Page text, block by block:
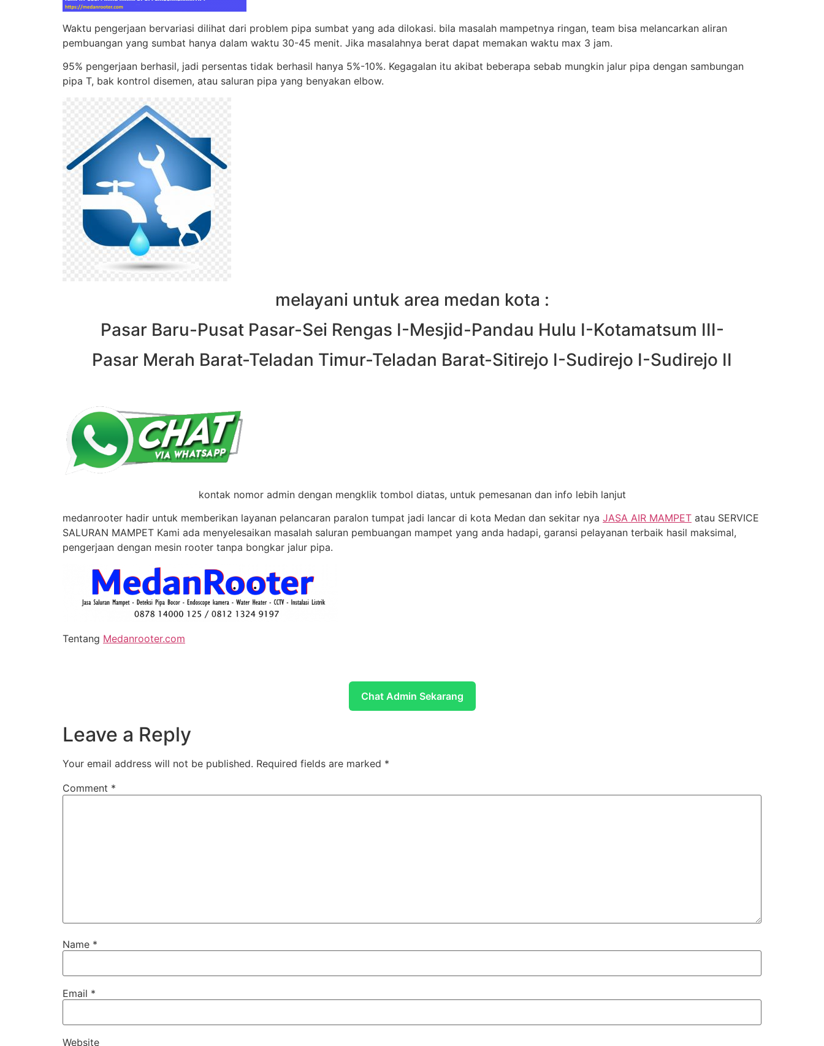
Waktu pengerjaan bervariasi dilihat dari problem pipa sumbat yang ada dilokasi. bila masalah mampetnya ringan, team bisa melancarkan aliran
pembuangan yang sumbat hanya dalam waktu 30-45 menit. Jika masalahnya berat dapat memakan waktu max 3 jam.
95% pengerjaan berhasil, jadi persentas tidak berhasil hanya 5%-10%. Kegagalan itu akibat beberapa sebab mungkin jalur pipa dengan sambungan
pipa T, bak kontrol disemen, atau saluran pipa yang benyakan elbow.
melayani untuk area medan kota :
Pasar Baru-Pusat Pasar-Sei Rengas I-Mesjid-Pandau Hulu I-Kotamatsum III-
Pasar Merah Barat-Teladan Timur-Teladan Barat-Sitirejo I-Sudirejo I-Sudirejo II
kontak nomor admin dengan mengklik tombol diatas, untuk pemesanan dan info lebih lanjut
medanrooter hadir untuk memberikan layanan pelancaran paralon tumpat jadi lancar di kota Medan dan sekitar nya JASA AIR MAMPET atau SERVICE
SALURAN MAMPET Kami ada menyelesaikan masalah saluran pembuangan mampet yang anda hadapi, garansi pelayanan terbaik hasil maksimal,
pengerjaan dengan mesin rooter tanpa bongkar jalur pipa.
Tentang Medanrooter.com
Chat Admin Sekarang
Leave a Reply
Your email address will not be published. Required fields are marked *
Comment *
Name *
Email *
Website